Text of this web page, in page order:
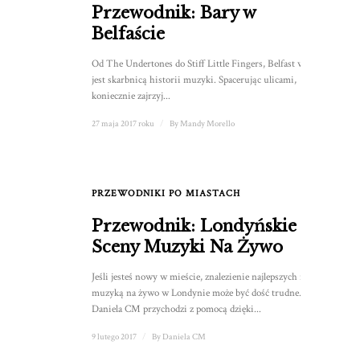
Przewodnik: Bary w
Belfaście
Od The Undertones do Stiff Little Fingers, Belfast wciąż
jest skarbnicą historii muzyki. Spacerując ulicami,
koniecznie zajrzyj...
27 maja 2017 roku By Mandy Morello
PRZEWODNIKI PO MIASTACH
Przewodnik: Londyńskie
Sceny Muzyki Na Żywo
Jeśli jesteś nowy w mieście, znalezienie najlepszych miejsc z
muzyką na żywo w Londynie może być dość trudne.
Daniela CM przychodzi z pomocą dzięki...
9 lutego 2017 By Daniela CM